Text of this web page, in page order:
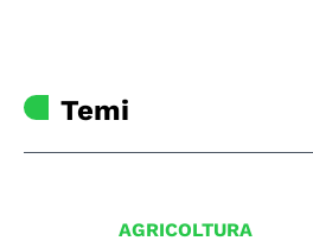
Temi
AGRICOLTURA